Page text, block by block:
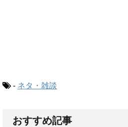
- ネタ・雑談
おすすめ記事